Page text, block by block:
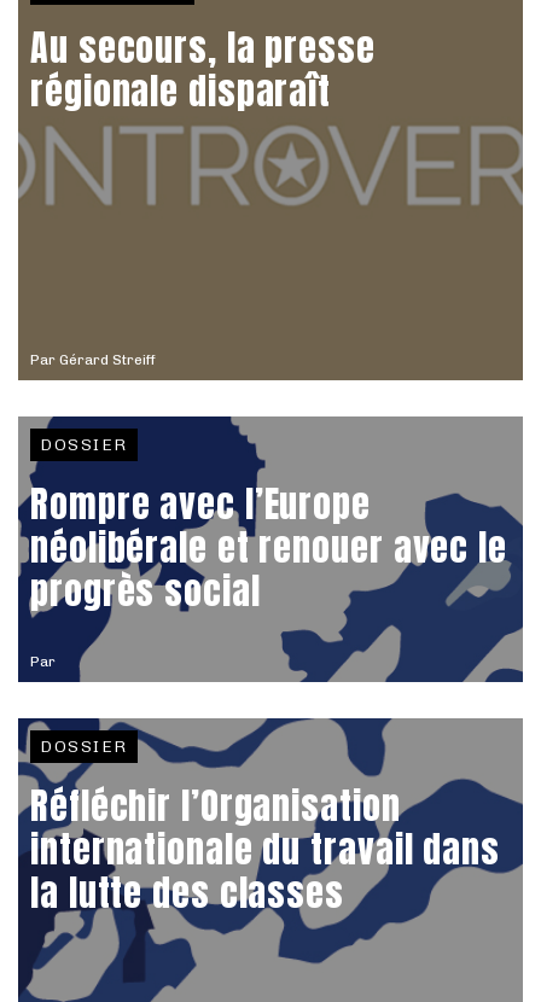
Par Gérard Streiff
Au secours, la presse
régionale disparaît
Par
DOSSIER
Rompre avec l’Europe
néolibérale et renouer avec le
progrès social
DOSSIER
Réfléchir l’Organisation
internationale du travail dans
la lutte des classes